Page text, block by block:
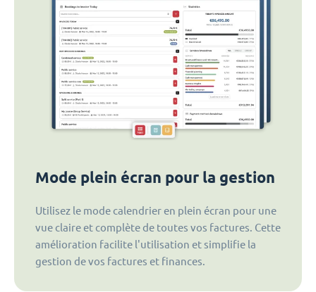
Mode plein écran pour la gestion
Utilisez le mode calendrier en plein écran pour une
vue claire et complète de toutes vos factures. Cette
amélioration facilite l'utilisation et simplifie la
gestion de vos factures et finances.